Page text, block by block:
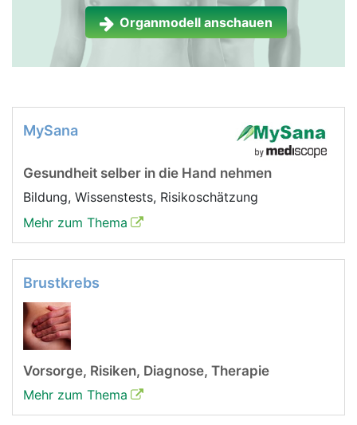
Organmodell anschauen
MySana
Gesundheit selber in die Hand nehmen
Bildung, Wissenstests, Risikoschätzung
Mehr zum Thema
Brustkrebs
Vorsorge, Risiken, Diagnose, Therapie
Mehr zum Thema